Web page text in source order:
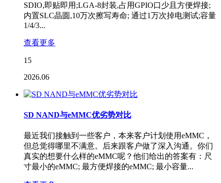
SDIO,即贴即用;LGA-8封装,占用GPIO口少且方便焊接;
内置SLC晶圆,10万次擦写寿命; 通过1万次掉电测试;容量
1/4/3...
查看更多
15
2026.06
SD NAND与eMMC优劣势对比
最近我们接触到一些客户，本来客户计划使用eMMC，
但总觉得哪里不满意。后来跟客户做了深入沟通。你们
真实的想要什么样的eMMC呢？他们给出的答案有：尺
寸最小的eMMC; 最方便焊接的eMMC; 最小容量...